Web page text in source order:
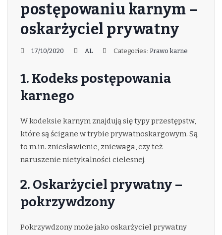
postępowaniu karnym –
oskarżyciel prywatny
17/10/2020 AL Categories: Prawo karne
1. Kodeks postępowania
karnego
W kodeksie karnym znajdują się typy przestępstw,
które są ścigane w trybie prywatnoskargowym. Są
to m.in. zniesławienie, zniewaga, czy też
naruszenie nietykalności cielesnej.
2. Oskarżyciel prywatny –
pokrzywdzony
Pokrzywdzony może jako oskarżyciel prywatny